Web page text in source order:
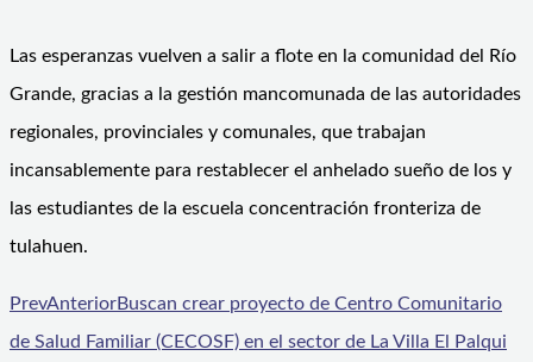
Las esperanzas vuelven a salir a flote en la comunidad del Río
Grande, gracias a la gestión mancomunada de las autoridades
regionales, provinciales y comunales, que trabajan
incansablemente para restablecer el anhelado sueño de los y
las estudiantes de la escuela concentración fronteriza de
tulahuen.
PrevAnteriorBuscan crear proyecto de Centro Comunitario
de Salud Familiar (CECOSF) en el sector de La Villa El Palqui